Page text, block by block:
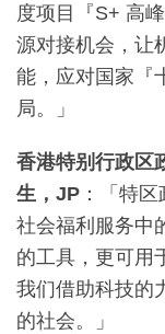
度项目『S+ 高
源对接机会，让
能，应对国家『
局。」
香港特别行政区
生， JP ：「特
社会福利服务中
的工具，更可用
我们借助科技的
的社会。」